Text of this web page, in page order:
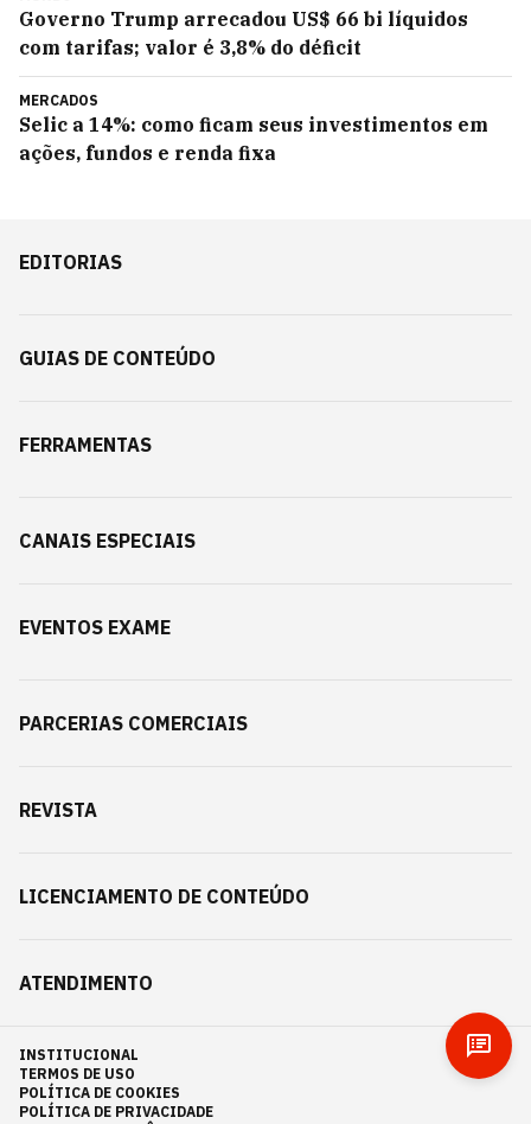
Governo Trump arrecadou US$ 66 bi líquidos
com tarifas; valor é 3,8% do déficit
MERCADOS
Selic a 14%: como ficam seus investimentos em
ações, fundos e renda fixa
EDITORIAS
GUIAS DE CONTEÚDO
FERRAMENTAS
CANAIS ESPECIAIS
EVENTOS EXAME
PARCERIAS COMERCIAIS
REVISTA
LICENCIAMENTO DE CONTEÚDO
ATENDIMENTO
INSTITUCIONAL
TERMOS DE USO
POLÍTICA DE COOKIES
POLÍTICA DE PRIVACIDADE